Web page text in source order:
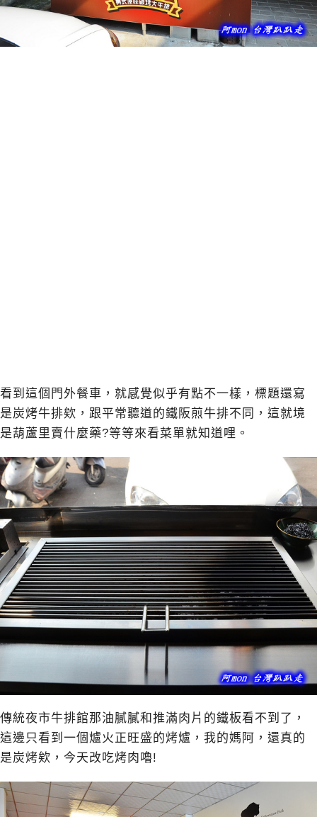
看到這個門外餐車，就感覺似乎有點不一樣，標題還寫
是炭烤牛排欸，跟平常聽道的鐵阪煎牛排不同，這就境
是葫蘆里賣什麼藥?等等來看菜單就知道哩。
傳統夜市牛排館那油膩膩和推滿肉片的鐵板看不到了，
這邊只看到一個爐火正旺盛的烤爐，我的媽阿，還真的
是炭烤欸，今天改吃烤肉嚕!